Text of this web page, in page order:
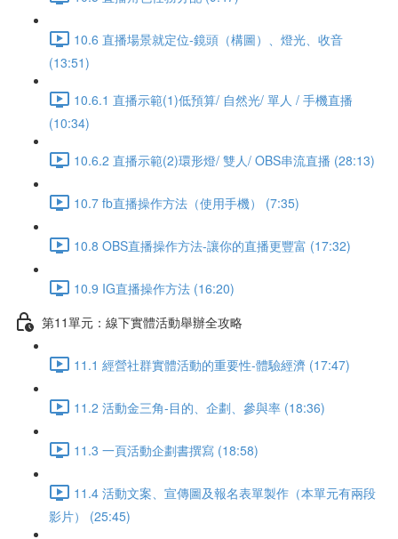
10.6 直播場景就定位-鏡頭（構圖）、燈光、收音
(13:51)
10.6.1 直播示範(1)低預算/ 自然光/ 單人 / 手機直播
(10:34)
10.6.2 直播示範(2)環形燈/ 雙人/ OBS串流直播 (28:13)
10.7 fb直播操作方法（使用手機） (7:35)
10.8 OBS直播操作方法-讓你的直播更豐富 (17:32)
10.9 IG直播操作方法 (16:20)
第11單元：線下實體活動舉辦全攻略
11.1 經營社群實體活動的重要性-體驗經濟 (17:47)
11.2 活動金三角-目的、企劃、參與率 (18:36)
11.3 一頁活動企劃書撰寫 (18:58)
11.4 活動文案、宣傳圖及報名表單製作（本單元有兩段
影片） (25:45)